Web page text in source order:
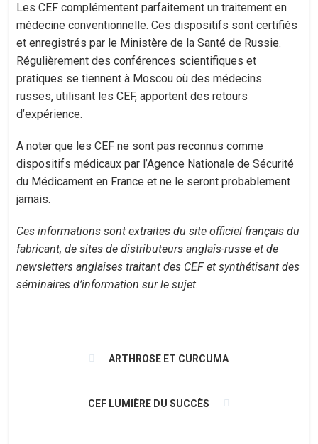
Les CEF complémentent parfaitement un traitement en
médecine conventionnelle. Ces dispositifs sont certifiés
et enregistrés par le Ministère de la Santé de Russie.
Régulièrement des conférences scientifiques et
pratiques se tiennent à Moscou où des médecins
russes, utilisant les CEF, apportent des retours
d’expérience.
A noter que les CEF ne sont pas reconnus comme
dispositifs médicaux par l’Agence Nationale de Sécurité
du Médicament en France et ne le seront probablement
jamais.
Ces informations sont extraites du site officiel français du
fabricant, de sites de distributeurs anglais-russe et de
newsletters anglaises traitant des CEF et synthétisant des
séminaires d’information sur le sujet.
ARTHROSE ET CURCUMA
CEF LUMIÈRE DU SUCCÈS